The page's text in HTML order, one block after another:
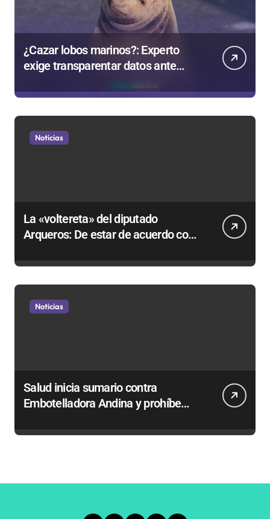
¿Cazar lobos marinos?: Experto
exige transparentar datos ante
Gobierno
Noticias
La «voltereta» del diputado
Arqueros: De estar de acuerdo con
empresa 100% estatal
Noticias
Salud inicia sumario contra
Embotelladora Andina y prohíbe
laborales